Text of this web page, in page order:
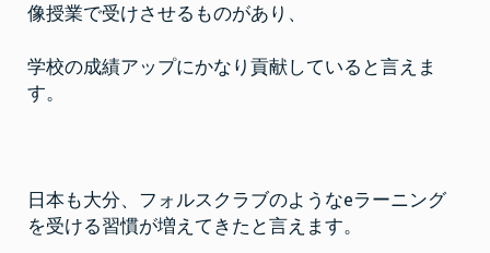
像授業で受けさせるものがあり、
学校の成績アップにかなり貢献していると言えま
す。
日本も大分、フォルスクラブのようなeラーニング
を受ける習慣が増えてきたと言えます。